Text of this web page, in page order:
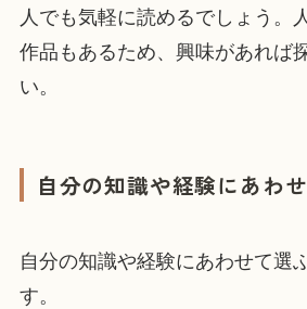
人でも気軽に読めるでしょう。
作品もあるため、興味があれば
い。
自分の知識や経験にあわ
自分の知識や経験にあわせて選
す。